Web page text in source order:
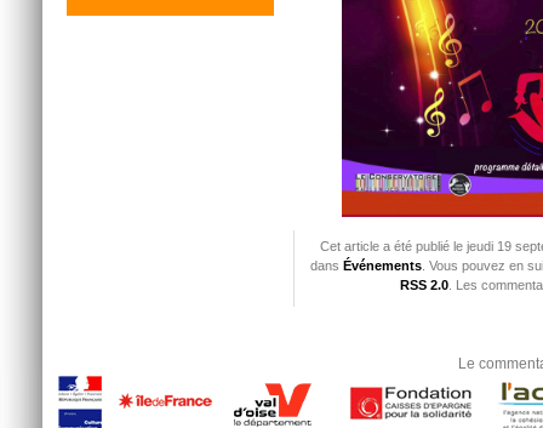
Cet article a été publié le jeudi 19
dans Événements . Vous pouvez en
RSS 2.0. Les
Le